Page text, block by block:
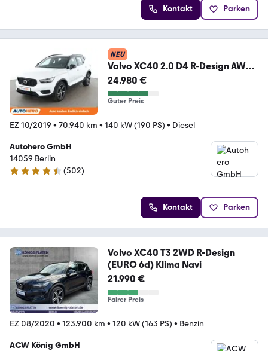
Kontakt Parken
NEU
Volvo XC40 2.0 D4 R-Design AWD
Aut.*NAVI*LED*CAM*TEMPO
24.980 €
Guter Preis
EZ 10/2019 • 70.940 km • 140 kW (190 PS) • Diesel
Autohero GmbH
14059 Berlin
4.5 Sterne
(502)
Kontakt Parken
Volvo XC40 T3 2WD R-Design
(EURO 6d) Klima Navi
21.990 €
Fairer Preis
EZ 08/2020 • 123.900 km • 120 kW (163 PS) • Benzin
ACW König GmbH